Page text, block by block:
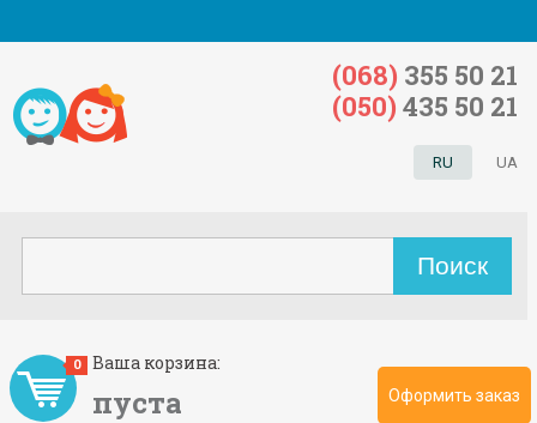
Ваша корзина:
пуста
0
Оформить заказ
RU UA
(068) 355 50 21
(050) 435 50 21